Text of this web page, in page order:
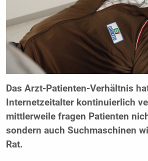
Das Arzt-Patienten-Verhältnis
Internetzeitalter kontinuierlich
mittlerweile fragen Patienten
sondern auch Suchmaschinen
Rat.